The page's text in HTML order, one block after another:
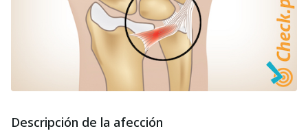
Descripción de la afección